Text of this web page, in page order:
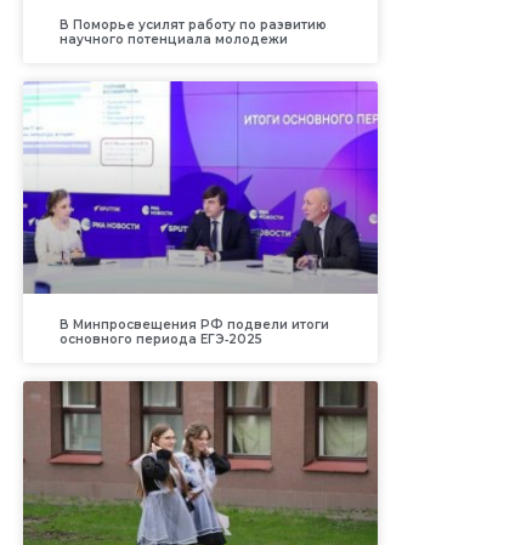
В Поморье усилят работу по развитию
научного потенциала молодежи
В Минпросвещения РФ подвели итоги
основного периода ЕГЭ‑2025